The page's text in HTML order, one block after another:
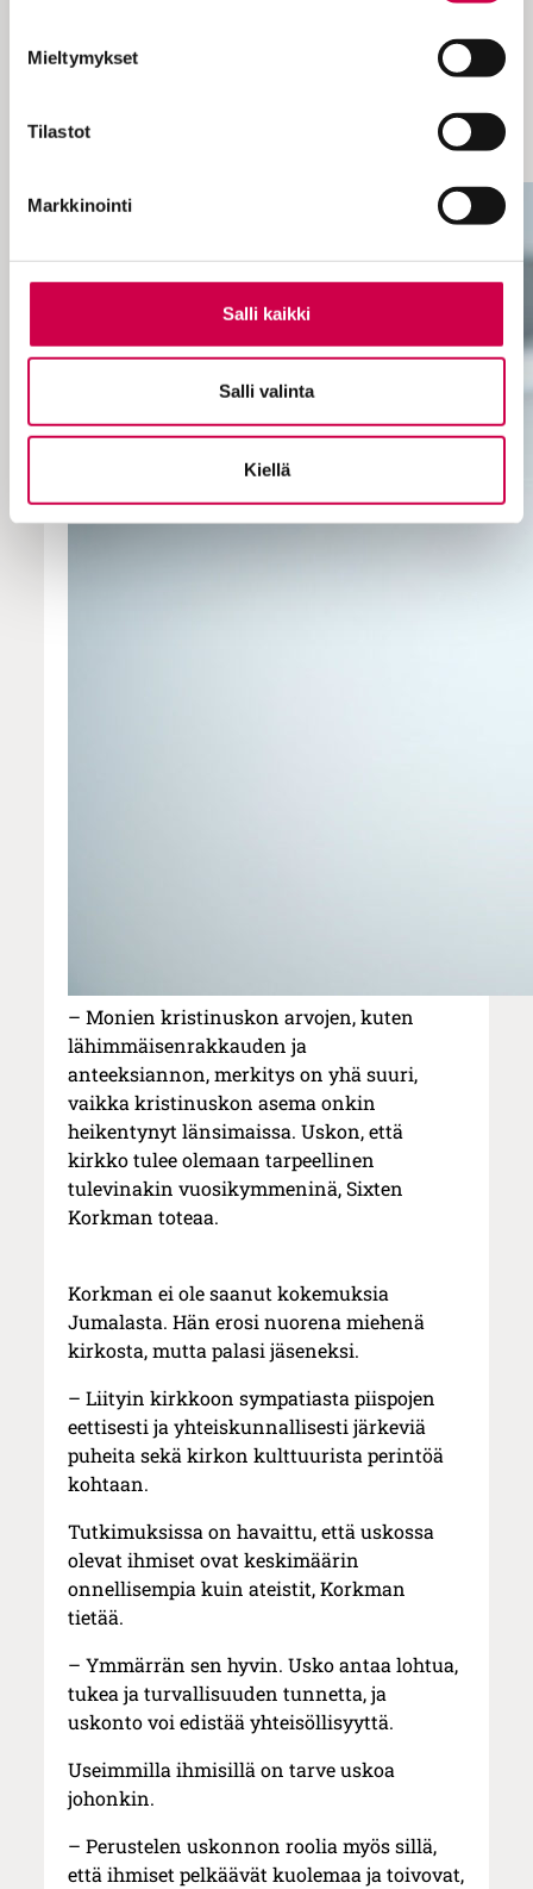
Mieltymykset
Tilastot
Markkinointi
Salli kaikki
Salli valinta
Kiellä
keräsin intohimoisesti. Enkelit ja lampaat
Risto
– Monien kristinuskon arvojen, kuten
lähimmäisenrakkauden ja
anteeksiannon, merkitys on yhä suuri,
vaikka kristinuskon asema onkin
heikentynyt länsimaissa. Uskon, että
kirkko tulee olemaan tarpeellinen
tulevinakin vuosikymmeninä, Sixten
Korkman toteaa.
Korkman ei ole saanut kokemuksia
Jumalasta. Hän erosi nuorena miehenä
kirkosta, mutta palasi jäseneksi.
– Liityin kirkkoon sympatiasta piispojen
eettisesti ja yhteiskunnallisesti järkeviä
puheita sekä kirkon kulttuurista perintöä
kohtaan.
Tutkimuksissa on havaittu, että uskossa
olevat ihmiset ovat keskimäärin
onnellisempia kuin ateistit, Korkman
tietää.
– Ymmärrän sen hyvin. Usko antaa lohtua,
tukea ja turvallisuuden tunnetta, ja
uskonto voi edistää yhteisöllisyyttä.
Useimmilla ihmisillä on tarve uskoa
johonkin.
– Perustelen uskonnon roolia myös sillä,
että ihmiset pelkäävät kuolemaa ja toivovat,